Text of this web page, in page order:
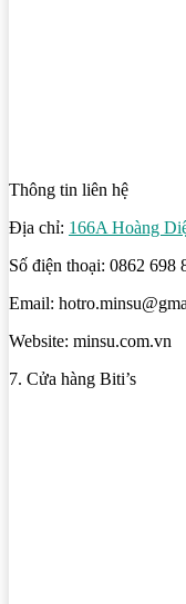
Thông tin liên hệ
Địa chỉ: 166A Hoàng
Số điện thoại: 0862 698
Email:
Website: minsu.com.vn
7. Cửa hàng Biti’s